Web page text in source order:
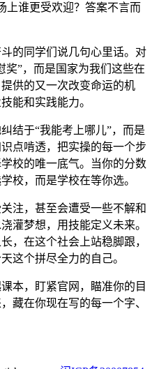
上谁更受欢迎？答案不言而
的同学们说几句心里话。对
奖”，而是国家为我们这些在
供的又一次改变命运的机
能和实践能力。
结于“我能考上哪儿”，而是
点啃透，把实操的每一个步
校的唯一底气。当你的分数
校，而是学校在等你选。
注，甚至会遭受一些不解和
灌梦想，用技能定义未来。
，在这个社会上站稳脚跟，
这个拼尽全力的自己。
本，盯紧官网，瞄准你的目
藏在你现在写的每一个字、